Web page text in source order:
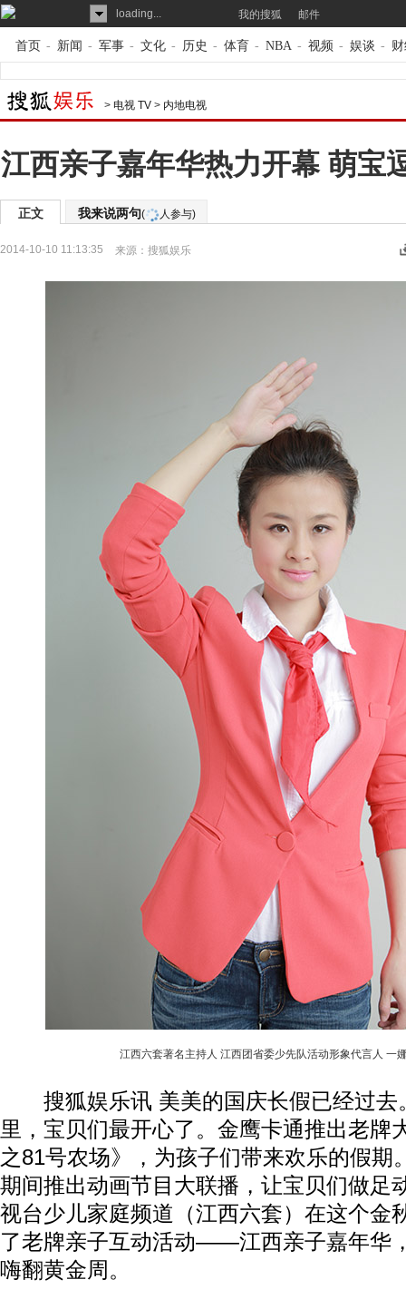
loading... 我的搜狐 邮件
首页 - 新闻 - 军事 - 文化 - 历史 - 体育 - NBA - 视频 - 娱谈 -
> 电视 TV > 内地电视
江西亲子嘉年华热力开幕 萌宝
正文 我来说两句( 人参与)
2014-10-10 11:13:35 来源： 搜狐娱乐
江西六套著名主持人 江西团省委少先队活动形象代言人 一
搜狐娱乐讯 美美的国庆长假已经过去
里，宝贝们最开心了。金鹰卡通推出老牌
之81号农场》，为孩子们带来欢乐的假期
期间推出动画节目大联播，让宝贝们做足
视台少儿家庭频道（江西六套）在这个金
了老牌亲子互动活动——江西亲子嘉年华
嗨翻黄金周。